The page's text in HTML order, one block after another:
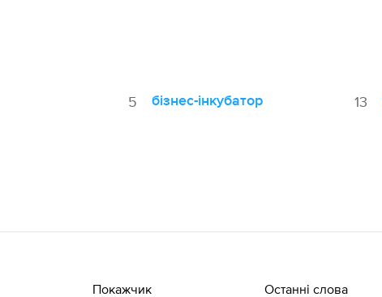
5 бізнес-інкубатор 13
Покажчик Останні слова